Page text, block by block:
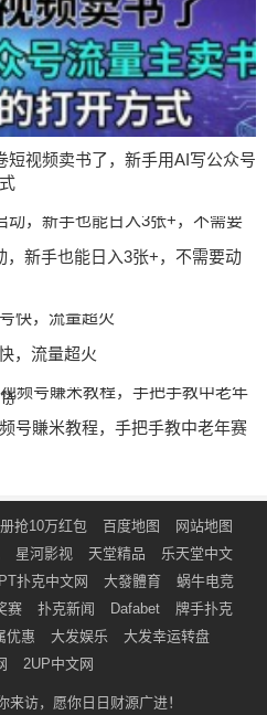
视频卖书了，新手用AI写公众号
，新手也能日入3张+，不需要动
，流量超火
号賺米教程，手把手教中老年赛
抢10万红包 百度地图
网站地图
星河影视 天堂精品
乐天堂中文
扑克中文网 大發體育
蜗牛电竞
赛 扑克新闻 Dafabet
牌手扑克
优惠 大发娱乐
大发幸运转盘
2UP中文网
来访，愿你日日财源广进！